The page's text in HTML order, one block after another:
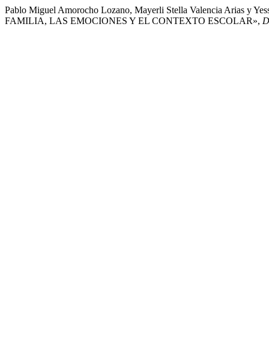
Pablo Miguel Amorocho Lozano, Mayerli Stella Valencia Arias y
FAMILIA, LAS EMOCIONES Y EL CONTEXTO ESCOLAR»,